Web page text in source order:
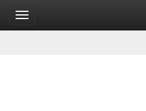
Toggle